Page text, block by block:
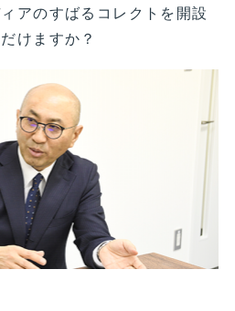
アのすばるコレクトを開設
けますか？